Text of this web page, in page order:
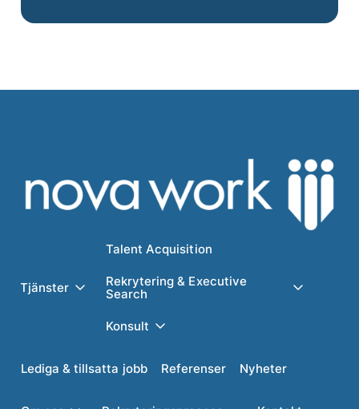
Tjänster
Talent Acquisition
Rekrytering & Executive
Search
Konsult
Lediga & tillsatta jobb Referenser Nyheter